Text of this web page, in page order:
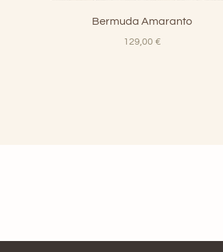
Bermuda Amaranto
129,00 €